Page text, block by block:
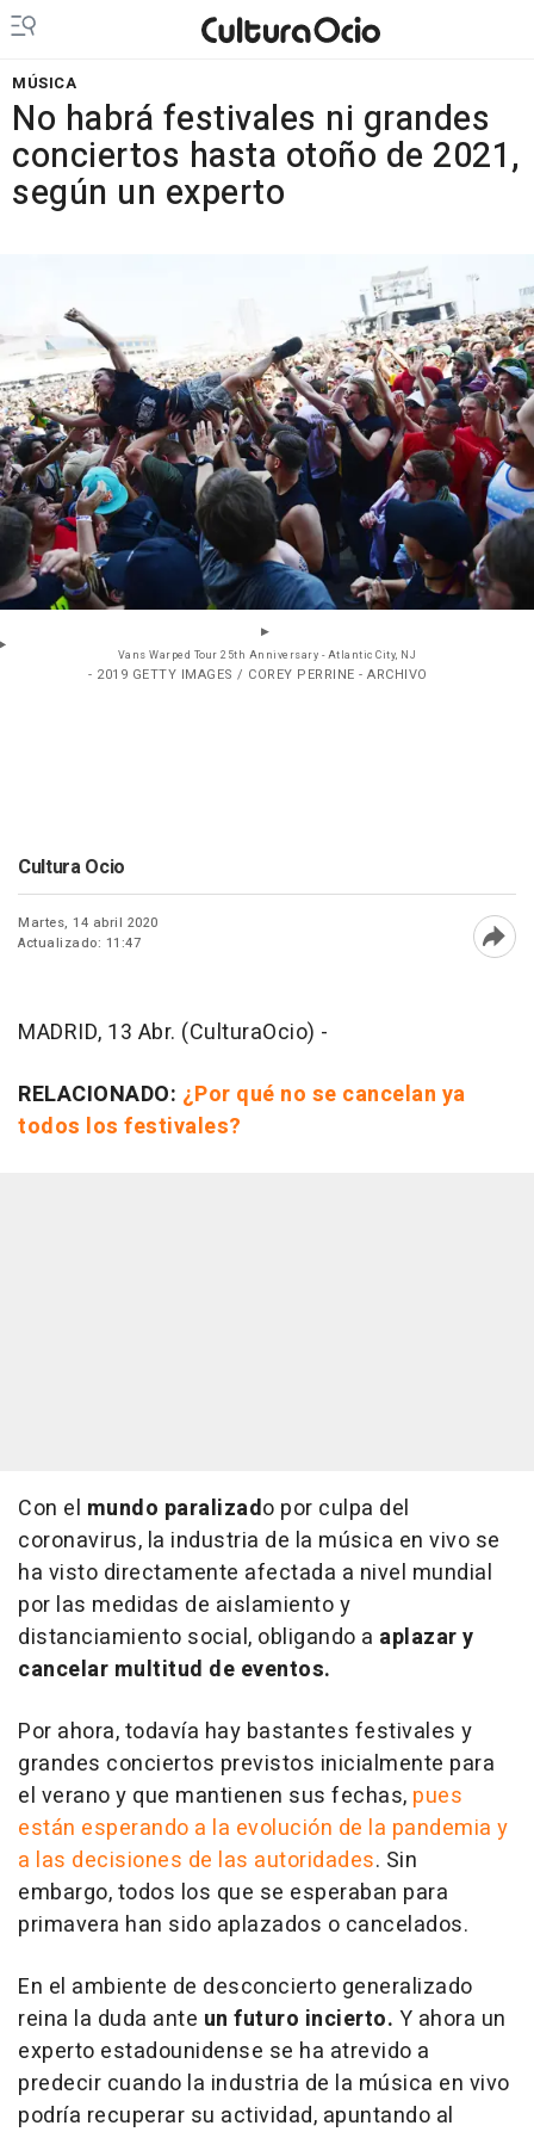
MÚSICA
No habrá festivales ni grandes
conciertos hasta otoño de 2021,
según un experto
Vans Warped Tour 25th Anniversary - Atlantic City, NJ
- 2019 GETTY IMAGES / COREY PERRINE - ARCHIVO
Cultura Ocio
Martes, 14 abril 2020
Actualizado: 11:47
MADRID, 13 Abr. (CulturaOcio) -
RELACIONADO: ¿Por qué no se cancelan ya
todos los festivales?
Con el mundo paralizado por culpa del
coronavirus, la industria de la música en vivo se
ha visto directamente afectada a nivel mundial
por las medidas de aislamiento y
distanciamiento social, obligando a aplazar y
cancelar multitud de eventos.
Por ahora, todavía hay bastantes festivales y
grandes conciertos previstos inicialmente para
el verano y que mantienen sus fechas, pues
están esperando a la evolución de la pandemia y
a las decisiones de las autoridades. Sin
embargo, todos los que se esperaban para
primavera han sido aplazados o cancelados.
En el ambiente de desconcierto generalizado
reina la duda ante un futuro incierto. Y ahora un
experto estadounidense se ha atrevido a
predecir cuando la industria de la música en vivo
podría recuperar su actividad, apuntando al